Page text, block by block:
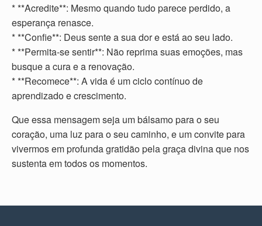
* **Acredite**: Mesmo quando tudo parece perdido, a
esperança renasce.
* **Confie**: Deus sente a sua dor e está ao seu lado.
* **Permita-se sentir**: Não reprima suas emoções, mas
busque a cura e a renovação.
* **Recomece**: A vida é um ciclo contínuo de
aprendizado e crescimento.
Que essa mensagem seja um bálsamo para o seu
coração, uma luz para o seu caminho, e um convite para
vivermos em profunda gratidão pela graça divina que nos
sustenta em todos os momentos.